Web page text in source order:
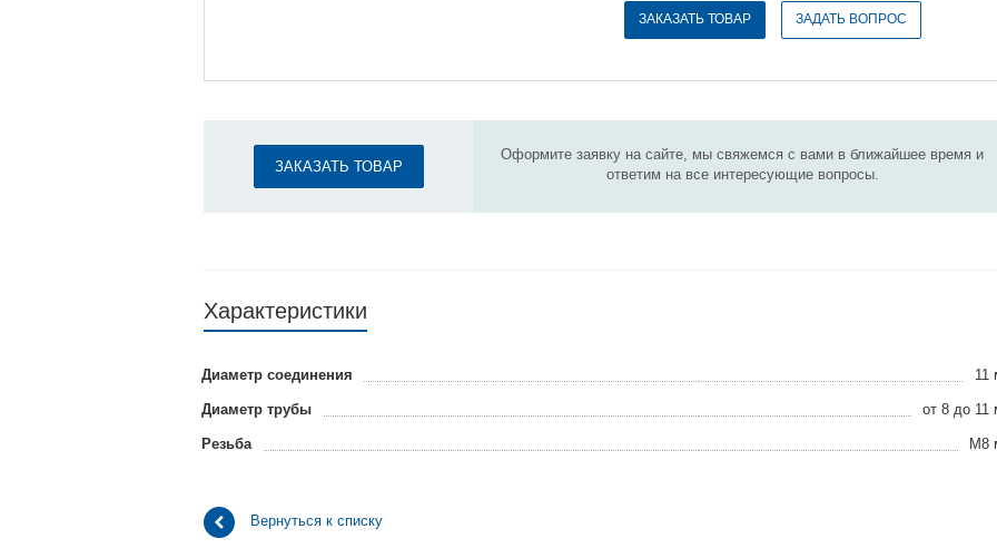
ЗАКАЗАТЬ ТОВАР ЗАДАТЬ ВОПРОС
ЗАКАЗАТЬ ТОВАР
Оформите заявку на сайте, мы свяжемся с вами в ближайшее время и
ответим на все интересующие вопросы.
Характеристики
Диаметр соединения 11
Диаметр трубы от 8 до 11
Резьба М8
Вернуться к списку